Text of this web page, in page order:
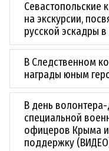
Севастопольские
на экскурсии,
русской эскадры
В Следственном
награды юным
В день
специальной
офицеров Крыма
поддержку